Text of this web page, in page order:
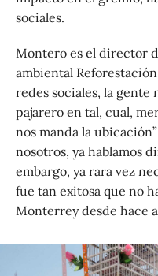
sociales.
Montero es el director
ambiental
redes sociales, la gente
pajarero en tal, cual,
nos manda la
nosotros, ya hablamos
embargo, ya rara vez
fue tan exitosa que no
Monterrey desde hace